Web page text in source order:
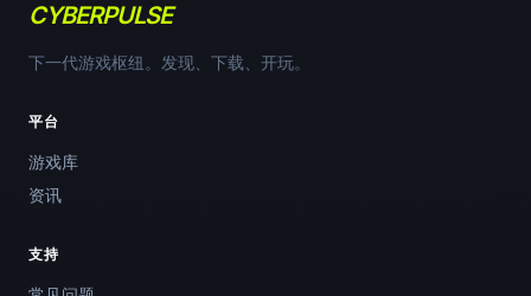
CYBERPULSE
下一代游戏枢纽。发现、下载、开玩。
平台
游戏库
资讯
支持